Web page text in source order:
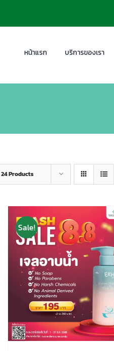
หน้าแรก บริการของเรา
24 Products
Sale!